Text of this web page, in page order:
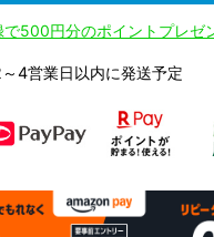
で500円分のポイントプレ
4営業日以内に発送予定